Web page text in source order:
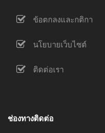
ข้อตกลงและกติกา
นโยบายเว็บไซต์
ติดต่อเรา
ช่องทางติดต่อ